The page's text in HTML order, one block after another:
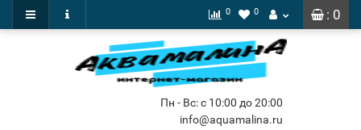
: 0
0 0
Пн - Вс: с 10:00 до 20:00
info@aquamalina.ru